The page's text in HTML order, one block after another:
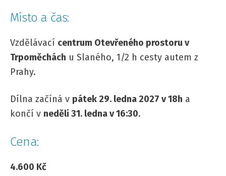
Místo a čas:
Vzdělávací centrum Otevřeného prostoru v
Trpoměchách u Slaného, 1/2 h cesty autem z
Prahy.
Dílna začíná v pátek 29. ledna 2027 v 18h a
končí v neděli 31. ledna v 16:30.
Cena:
4.600 Kč